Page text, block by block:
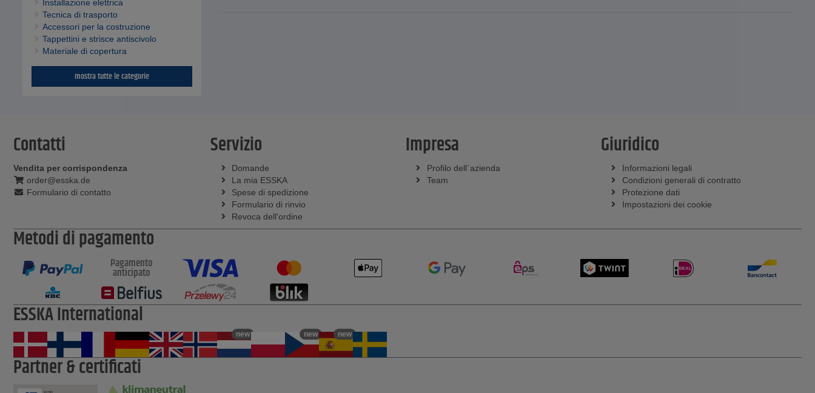
Installazione elettrica
Tecnica di trasporto
Accessori per la costruzione
Tappettini e strisce antiscivolo
Materiale di copertura
mostra tutte le categorie
Contatti
Vendita per corrispondenza
order@esska.de
Formulario di contatto
Servizio
Domande
La mia ESSKA
Spese di spedizione
Formulario di rinvio
Revoca dell'ordine
Impresa
Profilo dell´azienda
Team
Giuridico
Informazioni legali
Condizioni generali di contratto
Protezione dati
Impostazioni dei cookie
Metodi di pagamento
Pagamento
anticipato
ESSKA International
new new new
Partner & certificati